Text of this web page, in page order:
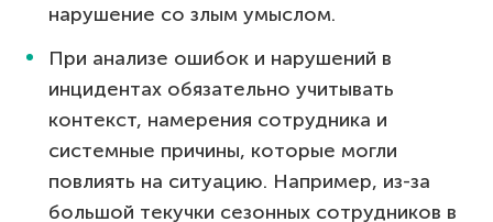
нарушение со злым умыслом.
При анализе ошибок и нарушений в
инцидентах обязательно учитывать
контекст, намерения сотрудника и
системные причины, которые могли
повлиять на ситуацию. Например, из-за
большой текучки сезонных сотрудников в